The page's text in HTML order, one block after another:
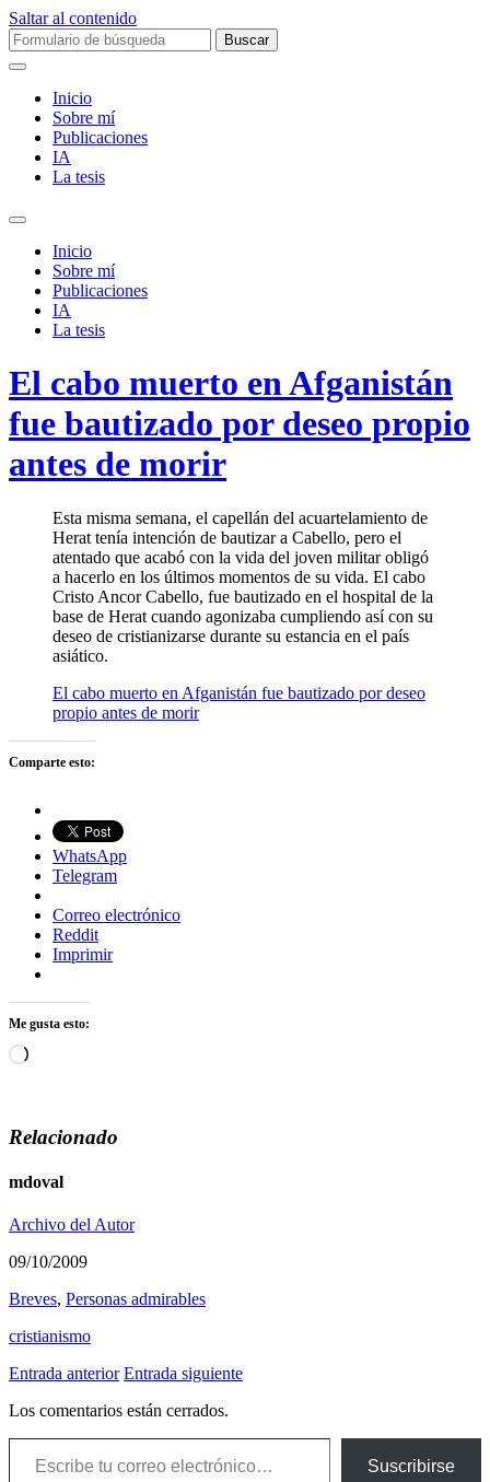
Saltar al contenido
Buscar:
Inicio
Sobre mí­
Publicaciones
IA
La tesis
Alternar
campo
búsqueda
Inicio
Sobre mí­
Publicaciones
IA
La tesis
El cabo muerto en Afganistán
fue bautizado por deseo propio
antes de morir
Esta misma semana, el capellán del acuartelamiento de
Herat tenía intención de bautizar a Cabello, pero el
atentado que acabó con la vida del joven militar obligó
a hacerlo en los últimos momentos de su vida. El cabo
Cristo Ancor Cabello, fue bautizado en el hospital de la
base de Herat cuando agonizaba cumpliendo así con su
deseo de cristianizarse durante su estancia en el país
asiático.
El cabo muerto en Afganistán fue bautizado por deseo
propio antes de morir
Comparte esto:
WhatsApp
Telegram
Correo electrónico
Reddit
Imprimir
Me gusta esto:
Cargando...
Relacionado
mdoval
Archivo del Autor
09/10/2009
Breves, Personas admirables
cristianismo
Entrada anterior Entrada siguiente
Los comentarios están cerrados.
Escribe tu correo electrónico…
Suscribirse